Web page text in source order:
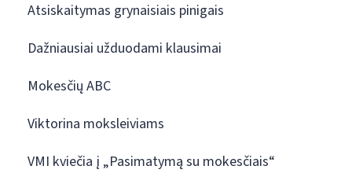
Atsiskaitymas grynaisiais pinigais
Dažniausiai užduodami klausimai
Mokesčių ABC
Viktorina moksleiviams
VMI kviečia į „Pasimatymą su mokesčiais“